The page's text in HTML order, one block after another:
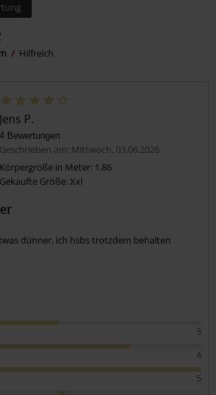
Hilfreich
Jens P.
4 Bewertungen
Geschrieben am: Mittwoch, 03.06.2026
Körpergröße in Meter: 1.86
Gekaufte Größe: Xxl
dünner, ich hsbs trotzdem behalten
3
4
5